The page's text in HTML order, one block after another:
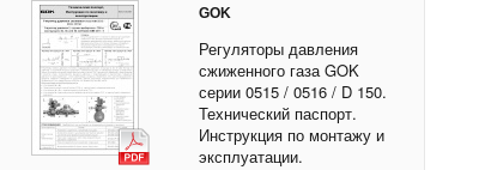
GOK
Регуляторы давления
сжиженного газа GOK
серии 0515 / 0516 / D 150.
Технический паспорт.
Инструкция по монтажу и
эксплуатации.